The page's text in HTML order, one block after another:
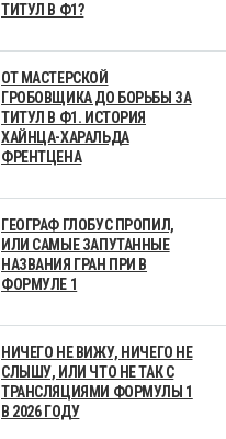
ТИТУЛ В Ф1?
ОТ МАСТЕРСКОЙ
ГРОБОВЩИКА ДО БОРЬБЫ ЗА
ТИТУЛ В Ф1. ИСТОРИЯ
ХАЙНЦА-ХАРАЛЬДА
ФРЕНТЦЕНА
ГЕОГРАФ ГЛОБУС ПРОПИЛ,
ИЛИ САМЫЕ ЗАПУТАННЫЕ
НАЗВАНИЯ ГРАН ПРИ В
ФОРМУЛЕ 1
НИЧЕГО НЕ ВИЖУ, НИЧЕГО НЕ
СЛЫШУ, ИЛИ ЧТО НЕ ТАК С
ТРАНСЛЯЦИЯМИ ФОРМУЛЫ 1
В 2026 ГОДУ